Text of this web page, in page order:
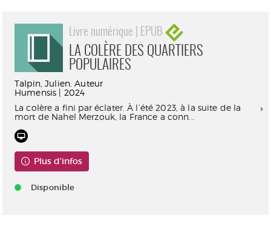
Livre numérique | EPUB
LA COLÈRE DES QUARTIERS
POPULAIRES
Talpin, Julien. Auteur
Humensis | 2024
La colère a fini par éclater. À l’été 2023, à la suite de la
mort de Nahel Merzouk, la France a conn...
Plus d'infos
Disponible